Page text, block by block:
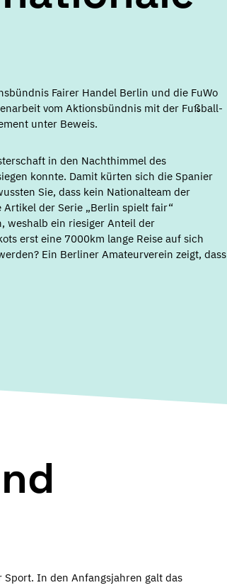
Fairer Handel Berlin und die FuWo
vom Aktionsbündnis mit der Fußball-
unter Beweis.
in den Nachthimmel des
konnte. Damit kürten sich die Spanier
Sie, dass kein Nationalteam der
der Serie „Berlin spielt fair“
weshalb ein riesiger Anteil der
erst eine 7000km lange Reise auf sich
Ein Berliner Amateurverein zeigt, dass
In den Anfangsjahren galt das